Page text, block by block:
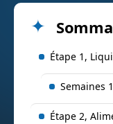
Étape 1,
Semaines
Étape 2,